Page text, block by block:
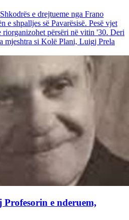
e drejtueme nga Frano
e shpalljes së Pavarësisë. Pesë vjet
riorganizohet përsëri në vitin '30. Deri
mjeshtra si Kolë Plani, Luigj Prela
e nderuem,